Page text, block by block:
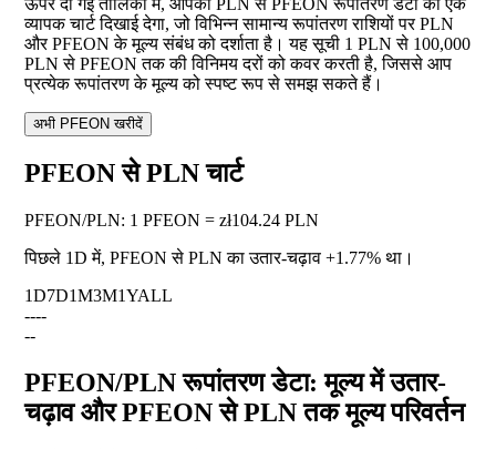
ऊपर दी गई तालिका में, आपको PLN से PFEON रूपांतरण डेटा का एक
व्यापक चार्ट दिखाई देगा, जो विभिन्न सामान्य रूपांतरण राशियों पर PLN
और PFEON के मूल्य संबंध को दर्शाता है। यह सूची 1 PLN से 100,000
PLN से PFEON तक की विनिमय दरों को कवर करती है, जिससे आप
प्रत्येक रूपांतरण के मूल्य को स्पष्ट रूप से समझ सकते हैं।
अभी PFEON खरीदें
PFEON से PLN चार्ट
PFEON/PLN: 1 PFEON = zł104.24 PLN
पिछले 1D में, PFEON से PLN का उतार-चढ़ाव +1.77% था।
1D7D1M3M1YALL
----
--
PFEON/PLN रूपांतरण डेटा: मूल्य में उतार-
चढ़ाव और PFEON से PLN तक मूल्य परिवर्तन